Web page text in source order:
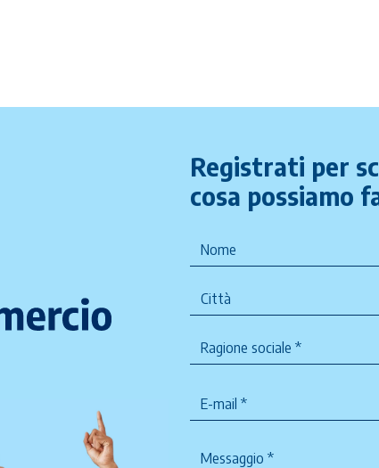
Registrati per
cosa possiamo